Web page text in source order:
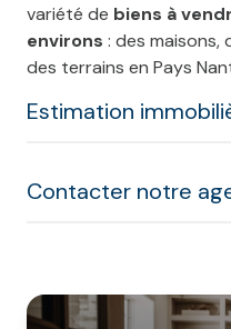
variété de biens à
environs : des maisons,
des terrains en Pays
Estimation
VMIMMO vous
dumarché immobilier
Contacter notre
Vous souhaitez obtenir
renseignements